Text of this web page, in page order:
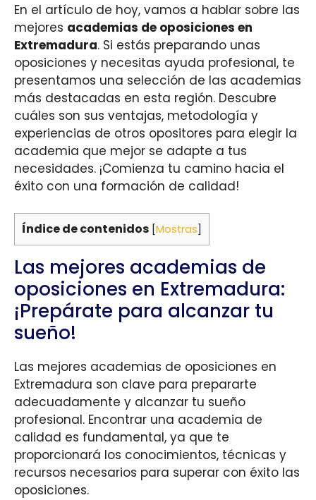
En el artículo de hoy, vamos a hablar sobre las
mejores academias de oposiciones en
Extremadura. Si estás preparando unas
oposiciones y necesitas ayuda profesional, te
presentamos una selección de las academias
más destacadas en esta región. Descubre
cuáles son sus ventajas, metodología y
experiencias de otros opositores para elegir la
academia que mejor se adapte a tus
necesidades. ¡Comienza tu camino hacia el
éxito con una formación de calidad!
Índice de contenidos [Mostras]
Las mejores academias de
oposiciones en Extremadura:
¡Prepárate para alcanzar tu
sueño!
Las mejores academias de oposiciones en
Extremadura son clave para prepararte
adecuadamente y alcanzar tu sueño
profesional. Encontrar una academia de
calidad es fundamental, ya que te
proporcionará los conocimientos, técnicas y
recursos necesarios para superar con éxito las
oposiciones.